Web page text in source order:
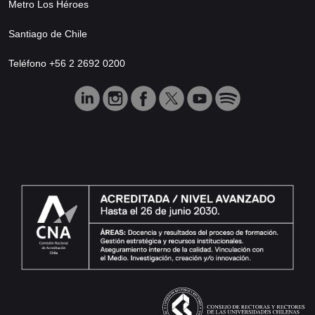
Metro Los Héroes
Santiago de Chile
Teléfono +56 2 2692 0200